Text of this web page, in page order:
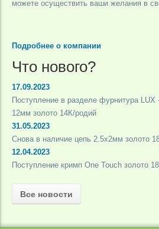
можете осуществить ваши желания в
Подробнее о компании
Что нового?
17.09.2023
Поступление в разделе фурнитура LUX
12мм золото 14К/родий
31.05.2023
Снова в наличие цепь 2.5х2мм золото
12.04.2023
Поступление кримп One Touch золото
Все новости